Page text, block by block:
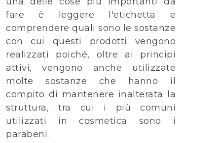
fare è leggere l'etichetta e
comprendere quali sono le sostanze
con cui questi prodotti vengono
realizzati poiché, oltre ai principi
attivi, vengono anche utilizzate
molte sostanze che hanno il
compito di mantenere inalterata la
struttura, tra cui i più comuni
utilizzati in cosmetica sono i
parabeni.